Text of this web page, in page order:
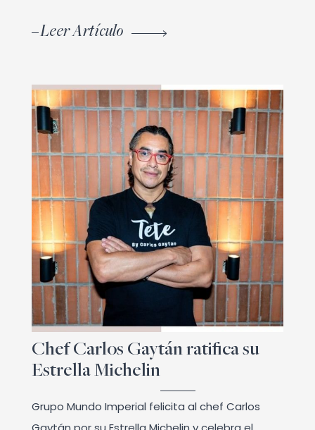
Leer Artículo
Chef Carlos Gaytán ratifica su
Estrella Michelin
Grupo Mundo Imperial felicita al chef Carlos